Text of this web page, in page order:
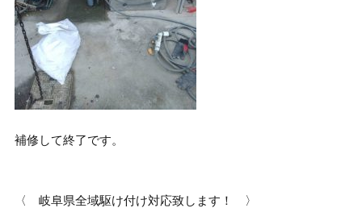
補修して終了です。
〈 岐阜県全域駆け付け対応致します！ 〉